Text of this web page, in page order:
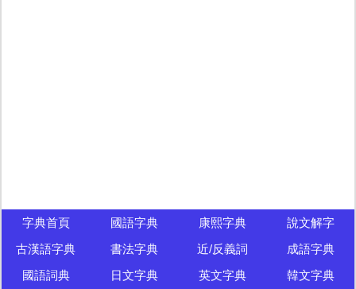
字典首頁 國語字典 康熙字典
說文解字
古漢語字典
書法字典 近/反義詞
成語字典
國語詞典
日文字典 英文字典 韓文字典